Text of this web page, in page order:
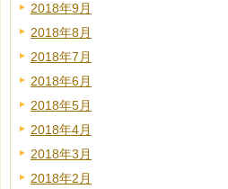
2018年9月
2018年8月
2018年7月
2018年6月
2018年5月
2018年4月
2018年3月
2018年2月